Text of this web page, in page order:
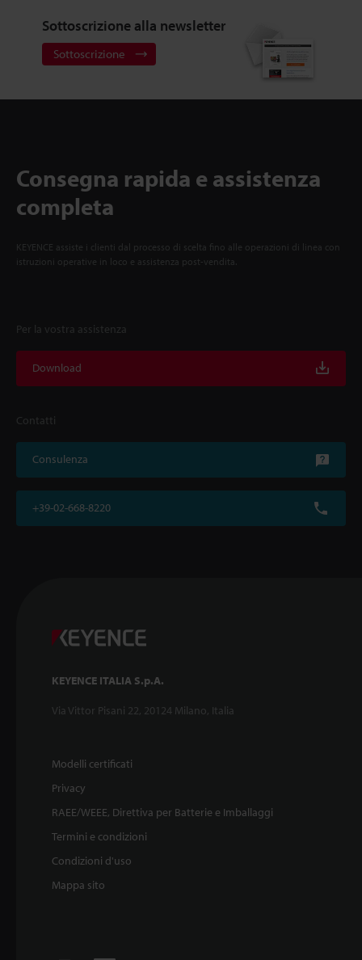
Sottoscrizione alla newsletter
Sottoscrizione
Consegna rapida e assistenza
completa
KEYENCE assiste i clienti dal processo di scelta fino alle operazioni di linea con
istruzioni operative in loco e assistenza post-vendita.
Per la vostra assistenza
Download
Contatti
Consulenza
+39-02-668-8220
KEYENCE ITALIA S.p.A.
Via Vittor Pisani 22, 20124 Milano, Italia
Modelli certificati
Privacy
RAEE/WEEE, Direttiva per Batterie e Imballaggi
Termini e condizioni
Condizioni d'uso
Mappa sito